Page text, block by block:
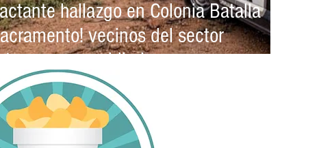
hallazgo en Colonia Batalla
vecinos del sector
un encobijado